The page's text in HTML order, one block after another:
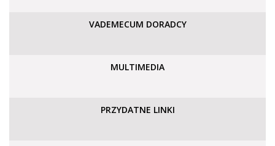
VADEMECUM DORADCY
MULTIMEDIA
PRZYDATNE LINKI